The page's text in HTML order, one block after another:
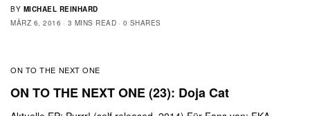
BY MICHAEL REINHARD
MÄRZ 6, 2016
3 MINS READ 0 SHARES
ON TO THE NEXT ONE
ON TO THE NEXT ONE (23): Doja Cat